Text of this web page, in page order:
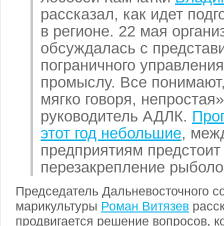
рассказал, как идет
в регионе. 22 мая
обсуждалась с
пограничного
промыслу. Все
мягко говоря,
руководитель АДЛК.
этот год небольшие,
предприятиям предстоит
перезакрепление
Председатель Дальневосточного
марикультуры Роман Витязев
продвигается решение вопросов,